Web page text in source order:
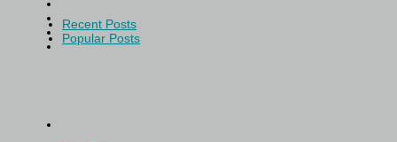
Recent Posts
Popular Posts